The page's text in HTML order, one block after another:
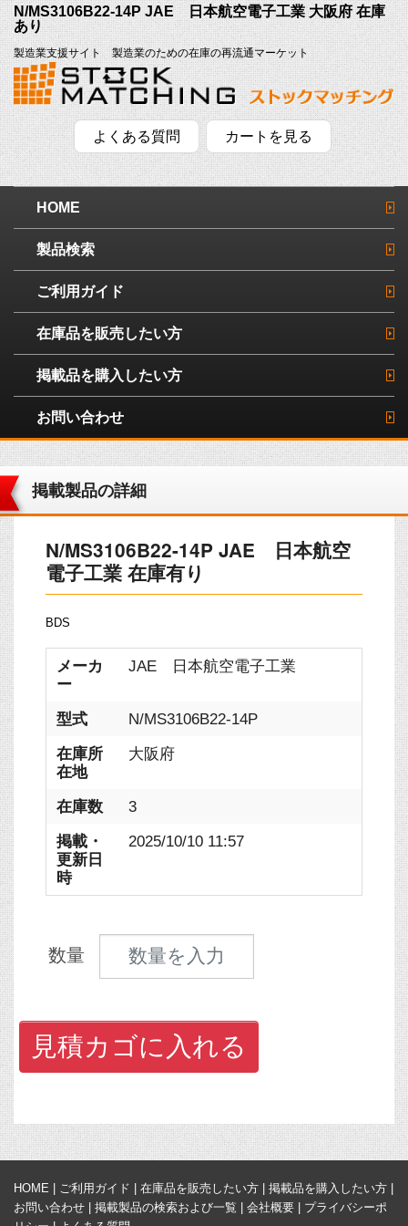
N/MS3106B22-14P JAE 日本航空電子工業 大阪府 在庫
あり
製造業支援サイト 製造業のための在庫の再流通マーケット
よくある質問 カートを見る
HOME
製品検索
ご利用ガイド
在庫品を販売したい方
掲載品を購入したい方
お問い合わせ
掲載製品の詳細
N/MS3106B22-14P JAE 日本航空
電子工業 在庫有り
BDS
メーカ
ー
JAE 日本航空電子工業
型式
N/MS3106B22-14P
在庫所
在地
大阪府
在庫数
3
掲載・
更新日
時
2025/10/10 11:57
数量
見積数量
見積カゴに入れる
HOME | ご利用ガイド | 在庫品を販売したい方 | 掲載品を購入したい方 |
お問い合わせ | 掲載製品の検索および一覧 | 会社概要 | プライバシーポ